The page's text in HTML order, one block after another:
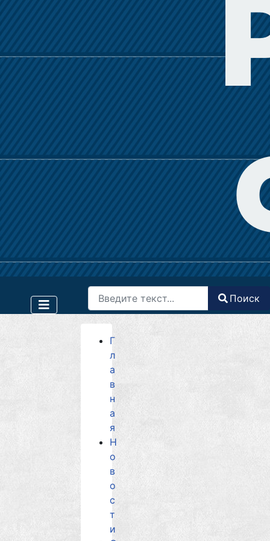
Поиск
Type 2 or more characters for results.
Поиск
Г
л
а
в
н
а
я
Н
о
в
о
с
т
и